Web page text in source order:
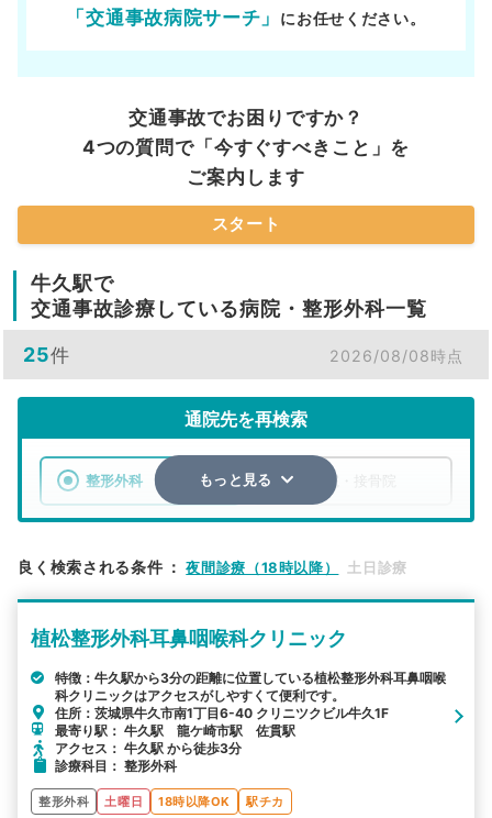
「交通事故病院サーチ」 にお任せください。
交通事故でお困りですか？
4つの質問で「今すぐすべきこと」を
ご案内します
スタート
牛久駅で
交通事故診療している病院・整形外科一覧
25件 2026/08/08時点
通院先を再検索
整形外科 整骨院・接骨院
検索する
詳細条件で絞り込む
その他の検索方法
駅から探す
もっと見る
良く検索される条件 ： 夜間診療（18時以降） 土日診療
植松整形外科耳鼻咽喉科クリニック
特徴：牛久駅から3分の距離に位置している植松整形外科耳鼻咽喉
科クリニックはアクセスがしやすくて便利です。
住所：茨城県牛久市南1丁目6-40 クリニツクビル牛久1F
最寄り駅： 牛久駅 龍ケ崎市駅 佐貫駅
アクセス： 牛久駅 から徒歩3分
診療科目： 整形外科
整形外科 土曜日 18時以降OK 駅チカ